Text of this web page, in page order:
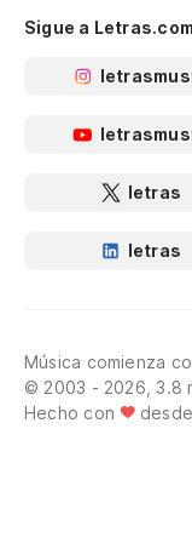
Sigue a Letras.com
letras
letras
Música comienza
© 2003 - 2026, 3.8
Hecho con